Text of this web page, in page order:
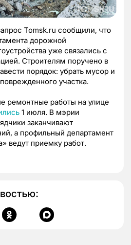
Tomsk.ru сообщили, что
дорожной
уже связались с
Строителям поручено в
порядок: убрать мусор и
участка.
ремонтные работы на улице
1 июля. В мэрии
заканчивают
а профильный департамент
ведут приемку работ.